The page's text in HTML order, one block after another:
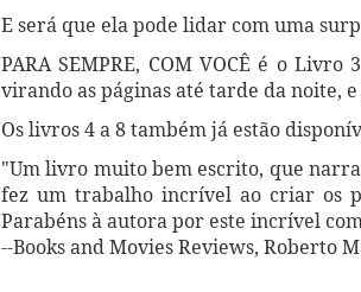
E será que ela pode lidar com uma
PARA SEMPRE, COM VOCÊ é o
virando as páginas até tarde da noite,
Os livros 4 a 8 também já estão
"Um livro muito bem escrito, que
fez um trabalho incrível ao criar os
Parabéns à autora por este incrível
--Books and Movies Reviews, Roberto